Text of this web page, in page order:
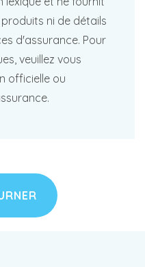
ni de détails
d'assurance. Pour
veuillez vous
officielle ou